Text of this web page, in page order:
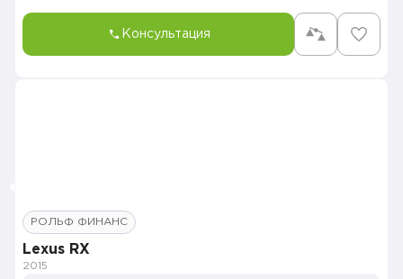
Консультация
РОЛЬФ ФИНАНС
Lexus RX
2015